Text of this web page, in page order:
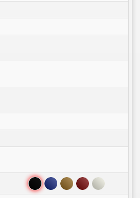
Đen Xanh Nâu Đỏ Trắng